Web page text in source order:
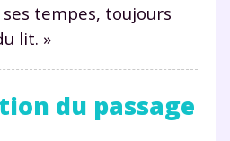
tempes, toujours
lit. »
du passage